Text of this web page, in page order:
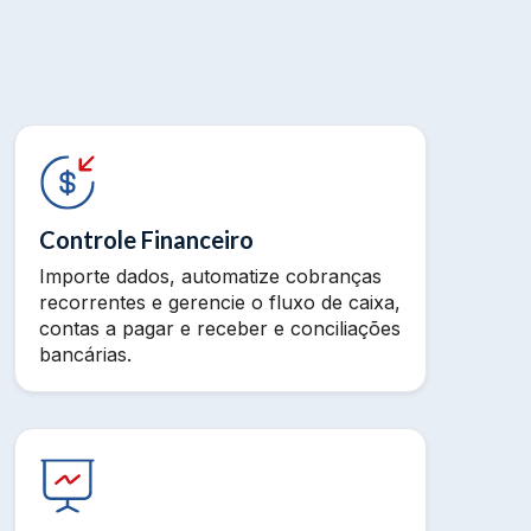
Controle Financeiro
Importe dados, automatize cobranças
recorrentes e gerencie o fluxo de caixa,
contas a pagar e receber e conciliações
bancárias.